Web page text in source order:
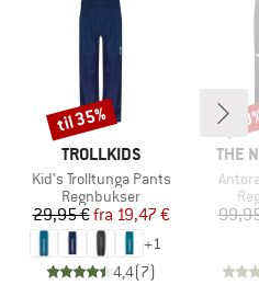
MÆRKE
TROLLKIDS
Artikel
Kid's Trolltunga Pants
Produktgruppe
Regnbukser
Pris
29,95 € Nedsat pris
fra 19,47 €
+1
4,4(7)
Rabat
til 35%
THE
Artikel